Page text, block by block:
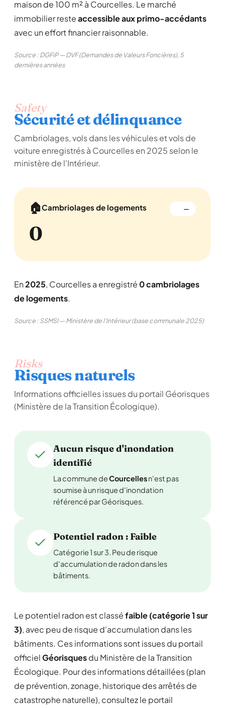
maison de 100 m² à Courcelles. Le marché
immobilier resteaccessible aux primo-accédants
avec un effort financier raisonnable.
Source : DGFiP — DVF (Demandes de Valeurs Foncières), 5
dernières années
Safety
Sécurité et délinquance
Cambriolages, vols dans les véhicules et vols de
voiture enregistrés à Courcelles en 2025 selon le
ministère de l'Intérieur.
🏠Cambriolages de logements —
0
En2025, Courcelles a enregistré 0 cambriolages
de logements.
Source : SSMSI — Ministère de l'Intérieur (base communale 2025)
Risks
Risques naturels
Informations officielles issues du portail Géorisques
(Ministère de la Transition Écologique).
Aucun risque d'inondation
identifié
La commune deCourcellesn'est pas
soumise à un risque d'inondation
référencé par Géorisques.
Potentiel radon : Faible
Catégorie 1 sur 3. Peu de risque
d'accumulation de radon dans les
bâtiments.
Le potentiel radon est classéfaible (catégorie 1 sur
3), avec peu de risque d'accumulation dans les
bâtiments. Ces informations sont issues du portail
officielGéorisquesdu Ministère de la Transition
Écologique. Pour des informations détaillées (plan
de prévention, zonage, historique des arrêtés de
catastrophe naturelle), consultez le portail